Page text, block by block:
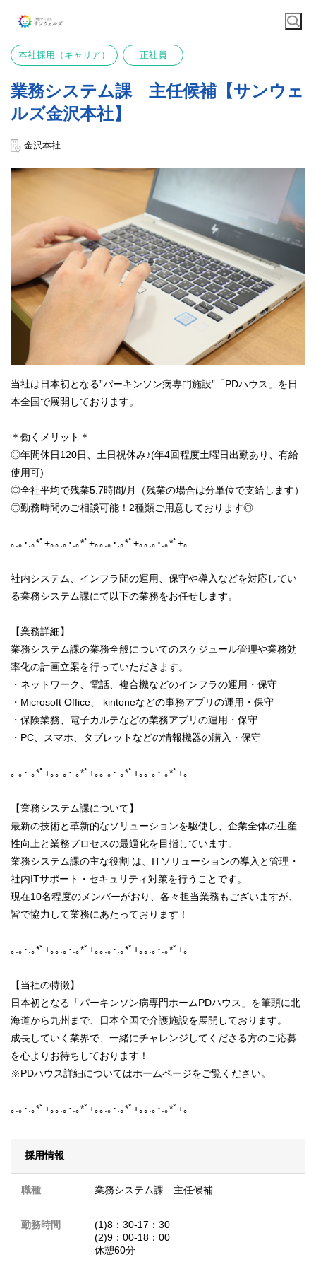
本社採用（キャリア） 正社員
業務システム課 主任候補【サンウェ
ルズ金沢本社】
金沢本社
当社は日本初となる”パーキンソン病専門施設”「PDハウス」を日
本全国で展開しております。
＊働くメリット＊
◎年間休日120日、土日祝休み♪(年4回程度土曜日出勤あり、有給
使用可)
◎全社平均で残業5.7時間/月（残業の場合は分単位で支給します）
◎勤務時間のご相談可能！2種類ご用意しております◎
｡.｡･.｡*ﾟ+｡｡.｡･.｡*ﾟ+｡｡.｡･.｡*ﾟ+｡｡.｡･.｡*ﾟ+｡
社内システム、インフラ間の運用、保守や導入などを対応してい
る業務システム課にて以下の業務をお任せします。
【業務詳細】
業務システム課の業務全般についてのスケジュール管理や業務効
率化の計画立案を行っていただきます。
・ネットワーク、電話、複合機などのインフラの運用・保守
・Microsoft Office、 kintoneなどの事務アプリの運用・保守
・保険業務、電子カルテなどの業務アプリの運用・保守
・PC、スマホ、タブレットなどの情報機器の購入・保守
｡.｡･.｡*ﾟ+｡｡.｡･.｡*ﾟ+｡｡.｡･.｡*ﾟ+｡｡.｡･.｡*ﾟ+｡
【業務システム課について】
最新の技術と革新的なソリューションを駆使し、企業全体の生産
性向上と業務プロセスの最適化を目指しています。
業務システム課の主な役割 は、ITソリューションの導入と管理・
社内ITサポート・セキュリティ対策を行うことです。
現在10名程度のメンバーがおり、各々担当業務もございますが、
皆で協力して業務にあたっております！
｡.｡･.｡*ﾟ+｡｡.｡･.｡*ﾟ+｡｡.｡･.｡*ﾟ+｡｡.｡･.｡*ﾟ+｡
【当社の特徴】
日本初となる「パーキンソン病専門ホームPDハウス」を筆頭に北
海道から九州まで、日本全国で介護施設を展開しております。
成長していく業界で、一緒にチャレンジしてくださる方のご応募
を心よりお待ちしております！
※PDハウス詳細についてはホームページをご覧ください。
｡.｡･.｡*ﾟ+｡｡.｡･.｡*ﾟ+｡｡.｡･.｡*ﾟ+｡｡.｡･.｡*ﾟ+｡
採用情報
職種 業務システム課 主任候補
勤務時間
(1)8：30-17：30
(2)9：00-18：00
休憩60分